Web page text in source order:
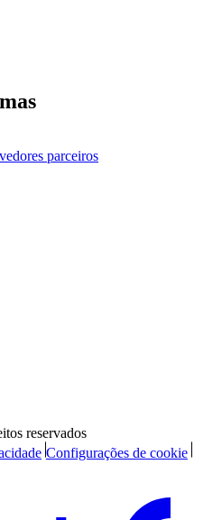
parceiros
reservados
Configurações de cookie